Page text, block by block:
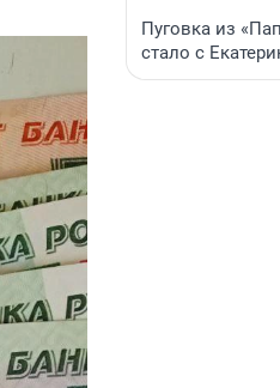
Пуговка из
стало с